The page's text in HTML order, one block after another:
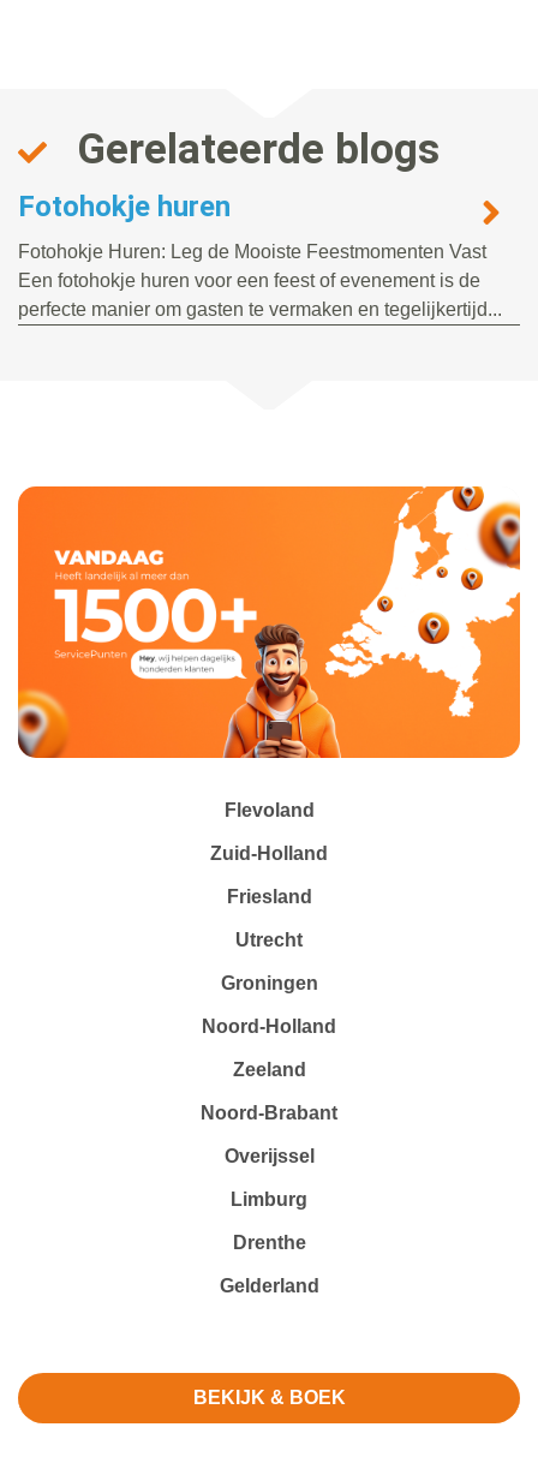
Gerelateerde blogs
Fotohokje huren
Fotohokje Huren: Leg de Mooiste Feestmomenten Vast
Een fotohokje huren voor een feest of evenement is de
perfecte manier om gasten te vermaken en tegelijkertijd...
Flevoland
Zuid-Holland
Friesland
Utrecht
Groningen
Noord-Holland
Zeeland
Noord-Brabant
Overijssel
Limburg
Drenthe
Gelderland
BEKIJK & BOEK